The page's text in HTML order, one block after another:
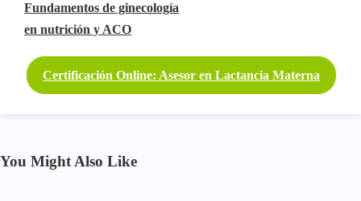
Navegación
entradas
Fundamentos de ginecología
en nutrición y ACO
Certificación Online: Asesor en Lactancia Materna
You Might Also Like